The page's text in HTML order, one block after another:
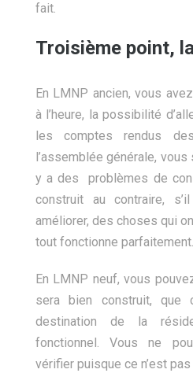
fait.
Troisième point,
En LMNP ancien, vous
à l’heure, la possibilité
les comptes rendus
l’assemblée générale,
y a des problèmes de
construit au contraire,
améliorer, des choses qui
tout fonctionne parfaitement.
En LMNP neuf, vous
sera bien construit,
destination de la
fonctionnel. Vous ne
vérifier puisque ce n’est